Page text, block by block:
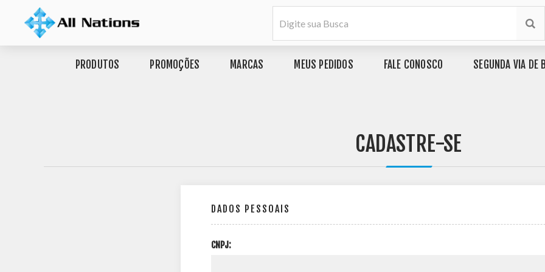
PRODUTOS PROMOÇÕES MARCAS MEUS PEDIDOS FALE CONOSCO SEGUNDA VIA DE
CADASTRE-SE
DADOS PESSOAIS
CNPJ: